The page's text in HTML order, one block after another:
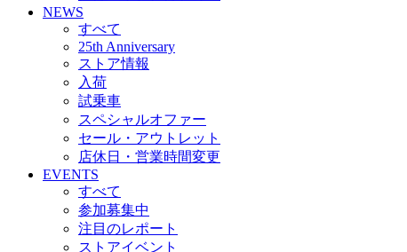
NEWS
すべて
25th Anniversary
ストア情報
入荷
試乗車
スペシャルオファー
セール・アウトレット
店休日・営業時間変更
EVENTS
すべて
参加募集中
注目のレポート
ストアイベント